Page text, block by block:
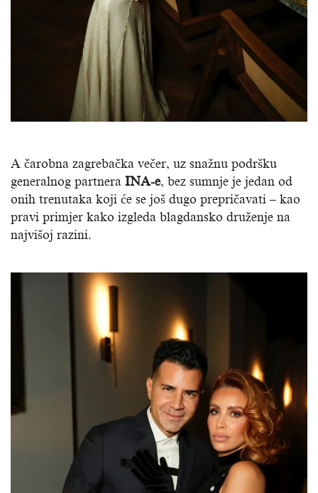
A čarobna zagrebačka večer, uz snažnu podršku
generalnog partnera INA-e, bez sumnje je jedan od
onih trenutaka koji će se još dugo prepričavati – kao
pravi primjer kako izgleda blagdansko druženje na
najvišoj razini.